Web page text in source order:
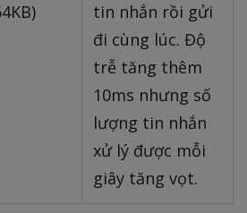
tin nhắn rồi gửi
đi cùng lúc. Độ
trễ tăng thêm
10ms nhưng số
lượng tin nhắn
xử lý được mỗi
giây tăng vọt.